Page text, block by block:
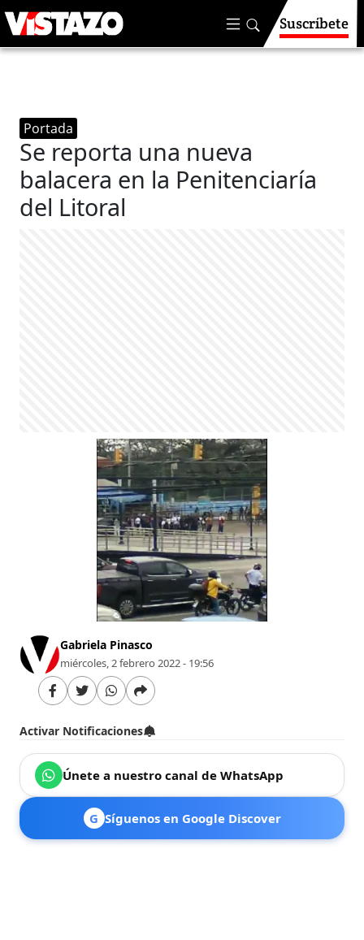
Suscríbete
Portada
Se reporta una nueva
balacera en la Penitenciaría
del Litoral
Gabriela Pinasco
miércoles, 2 febrero 2022 - 19:56
Activar Notificaciones
Únete a nuestro canal de WhatsApp
G Síguenos en Google Discover